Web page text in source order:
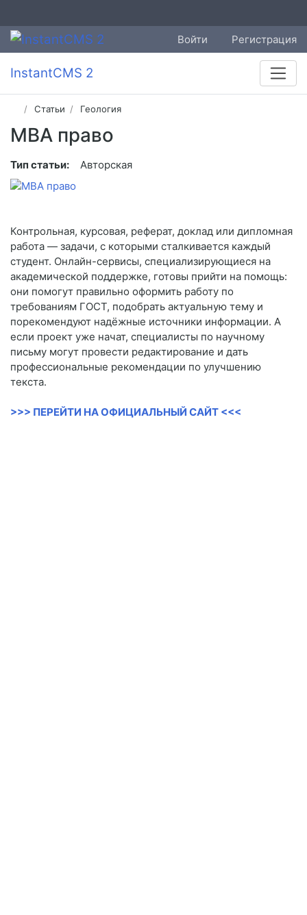
Войти Регистрация
InstantCMS 2
Статьи Геология
MBA право
Тип статьи: Авторская
Контрольная, курсовая, реферат, доклад или дипломная
работа — задачи, с которыми сталкивается каждый
студент. Онлайн-сервисы, специализирующиеся на
академической поддержке, готовы прийти на помощь:
они помогут правильно оформить работу по
требованиям ГОСТ, подобрать актуальную тему и
порекомендуют надёжные источники информации. А
если проект уже начат, специалисты по научному
письму могут провести редактирование и дать
профессиональные рекомендации по улучшению
текста.
>>> ПЕРЕЙТИ НА ОФИЦИАЛЬНЫЙ САЙТ <<<